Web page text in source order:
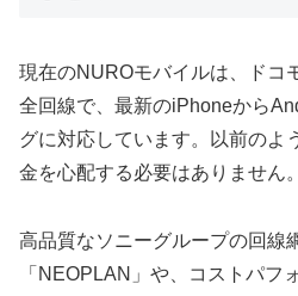
現在のNUROモバイルは、ドコ
全回線で、最新のiPhoneから
グに対応しています。以前のよ
金を心配する必要はありません。
高品質なソニーグループの回線
「NEOPLAN」や、コストパフ